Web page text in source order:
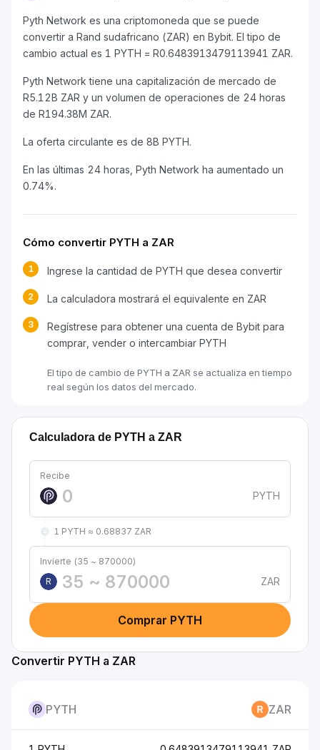
Pyth Network es una criptomoneda que se puede
convertir a Rand sudafricano (ZAR) en Bybit. El tipo de
cambio actual es 1 PYTH = R0.6483913479113941 ZAR.
Pyth Network tiene una capitalización de mercado de
R5.12B ZAR y un volumen de operaciones de 24 horas
de R194.38M ZAR.
La oferta circulante es de 8B PYTH.
En las últimas 24 horas, Pyth Network ha aumentado un
0.74%.
Cómo convertir PYTH a ZAR
1 Ingrese la cantidad de PYTH que desea convertir
2 La calculadora mostrará el equivalente en ZAR
3
Regístrese para obtener una cuenta de Bybit para
comprar, vender o intercambiar PYTH
El tipo de cambio de PYTH a ZAR se actualiza en tiempo
real según los datos del mercado.
Calculadora de PYTH a ZAR
Recibe
PYTH
1 PYTH ≈ 0.68837 ZAR
Invierte (35 ~ 870000)
R
ZAR
Comprar PYTH
Convertir PYTH a ZAR
PYTH ZAR